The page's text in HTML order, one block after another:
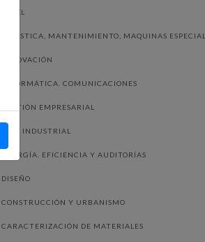
PAPEL
LOGISTICA, MANTENIMIENTO, MAQUINAS
INNOVACIÓN
INFORMÁTICA. COMUNICACIONES
GESTIÓN EMPRESARIAL
FRÍO INDUSTRIAL
ENERGÍA. EFICIENCIA Y AUDITORÍAS
DISEÑO
CONSTRUCCIÓN Y URBANISMO
CARACTERIZACIÓN DE MATERIALES